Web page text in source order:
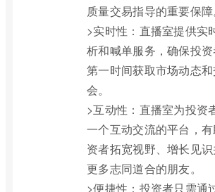
质量交易指导的重要保障
>实时性：直播室提供实
析和喊单服务，确保投
第一时间获取市场动态
会。
>互动性：直播室为投资
一个互动交流的平台，
资者拓宽视野、增长见
更多志同道合的朋友。
>便捷性：投资者只需通